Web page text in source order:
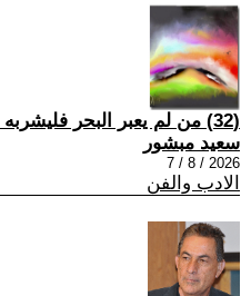
(32) من لم يعبر البحر فليشربه !
سعيد مبشور
2026 / 8 / 7
الادب والفن